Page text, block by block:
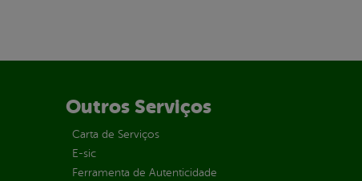
Outros Serviços
Carta de Serviços
E-sic
Ferramenta de Autenticidade